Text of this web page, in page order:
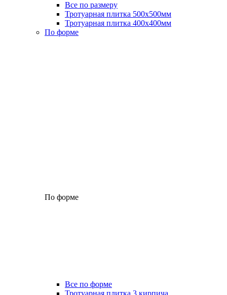
Все по размеру
Тротуарная плитка 500x500мм
Тротуарная плитка 400x400мм
По форме
По форме
Все по форме
Тротуарная плитка 3 кирпича